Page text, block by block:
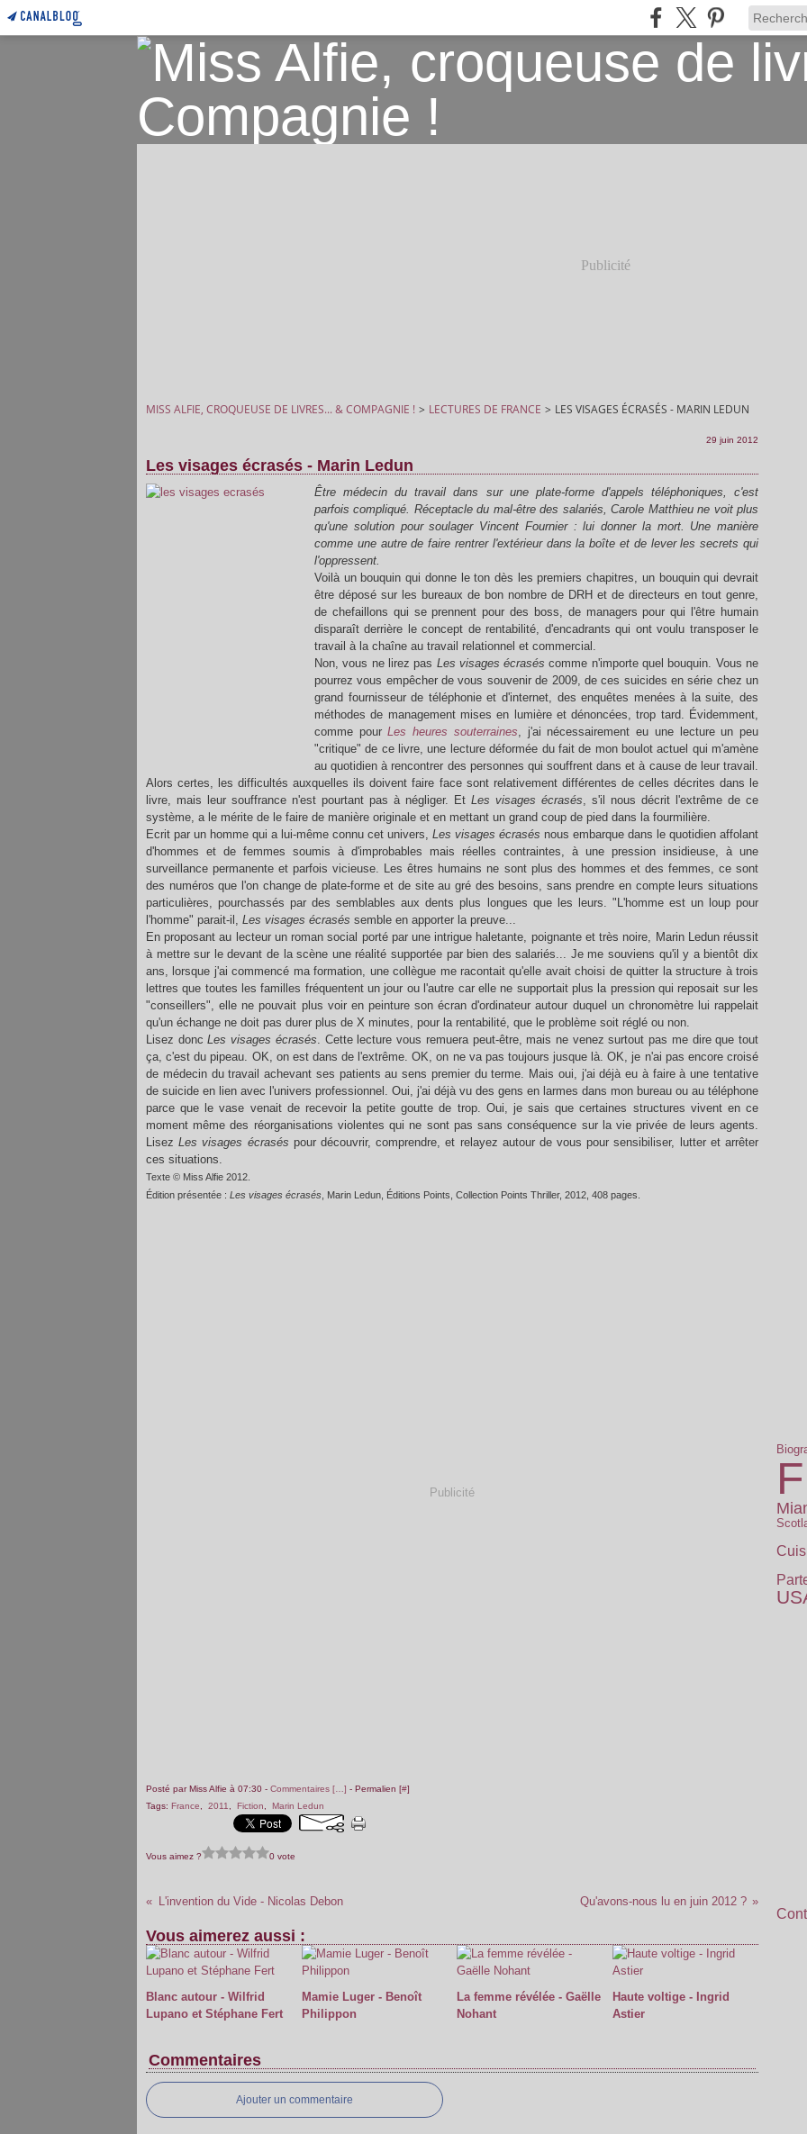
Publicité
MISS ALFIE, CROQUEUSE DE LIVRES... & COMPAGNIE ! > LECTURES DE FRANCE > LES VISAGES ÉCRASÉS - MARIN LEDUN
29 juin 2012
Les visages écrasés - Marin Ledun
Être médecin du travail dans sur une plate-forme d'appels téléphoniques, c'est
parfois compliqué. Réceptacle du mal-être des salariés, Carole Matthieu ne voit plus
qu'une solution pour soulager Vincent Fournier : lui donner la mort. Une manière
comme une autre de faire rentrer l'extérieur dans la boîte et de lever les secrets qui
l'oppressent.
Voilà un bouquin qui donne le ton dès les premiers chapitres, un bouquin qui devrait
être déposé sur les bureaux de bon nombre de DRH et de directeurs en tout genre,
de chefaillons qui se prennent pour des boss, de managers pour qui l'être humain
disparaît derrière le concept de rentabilité, d'encadrants qui ont voulu transposer le
travail à la chaîne au travail relationnel et commercial.
Non, vous ne lirez pas Les visages écrasés comme n'importe quel bouquin. Vous ne
pourrez vous empêcher de vous souvenir de 2009, de ces suicides en série chez un
grand fournisseur de téléphonie et d'internet, des enquêtes menées à la suite, des
méthodes de management mises en lumière et dénoncées, trop tard. Évidemment,
comme pourLes heures souterraines, j'ai nécessairement eu une lecture un peu
"critique" de ce livre, une lecture déformée du fait de mon boulot actuel qui m'amène
au quotidien à rencontrer des personnes qui souffrent dans et à cause de leur travail.
Alors certes, les difficultés auxquelles ils doivent faire face sont relativement différentes de celles décrites dans le
livre, mais leur souffrance n'est pourtant pas à négliger. Et Les visages écrasés, s'il nous décrit l'extrême de ce
système, a le mérite de le faire de manière originale et en mettant un grand coup de pied dans la fourmilière.
Ecrit par un homme qui a lui-même connu cet univers, Les visages écrasés nous embarque dans le quotidien affolant
d'hommes et de femmes soumis à d'improbables mais réelles contraintes, à une pression insidieuse, à une
surveillance permanente et parfois vicieuse. Les êtres humains ne sont plus des hommes et des femmes, ce sont
des numéros que l'on change de plate-forme et de site au gré des besoins, sans prendre en compte leurs situations
particulières, pourchassés par des semblables aux dents plus longues que les leurs. "L'homme est un loup pour
l'homme" parait-il, Les visages écrasés semble en apporter la preuve...
En proposant au lecteur un roman social porté par une intrigue haletante, poignante et très noire, Marin Ledun réussit
à mettre sur le devant de la scène une réalité supportée par bien des salariés... Je me souviens qu'il y a bientôt dix
ans, lorsque j'ai commencé ma formation, une collègue me racontait qu'elle avait choisi de quitter la structure à trois
lettres que toutes les familles fréquentent un jour ou l'autre car elle ne supportait plus la pression qui reposait sur les
"conseillers", elle ne pouvait plus voir en peinture son écran d'ordinateur autour duquel un chronomètre lui rappelait
qu'un échange ne doit pas durer plus de X minutes, pour la rentabilité, que le problème soit réglé ou non.
Lisez doncLes visages écrasés. Cette lecture vous remuera peut-être, mais ne venez surtout pas me dire que tout
ça, c'est du pipeau. OK, on est dans de l'extrême. OK, on ne va pas toujours jusque là. OK, je n'ai pas encore croisé
de médecin du travail achevant ses patients au sens premier du terme. Mais oui, j'ai déjà eu à faire à une tentative
de suicide en lien avec l'univers professionnel. Oui, j'ai déjà vu des gens en larmes dans mon bureau ou au téléphone
parce que le vase venait de recevoir la petite goutte de trop. Oui, je sais que certaines structures vivent en ce
moment même des réorganisations violentes qui ne sont pas sans conséquence sur la vie privée de leurs agents.
Lisez Les visages écrasés pour découvrir, comprendre, et relayez autour de vous pour sensibiliser, lutter et arrêter
ces situations.
Texte © Miss Alfie 2012.
Édition présentée : Les visages écrasés , Marin Ledun, Éditions Points, Collection Points Thriller, 2012, 408 pages.
Publicité
Posté par Miss Alfie à 07:30 - Commentaires [ ] - Permalien [#]
Tags: France 2011 Fiction Marin Ledun
Vous aimez ? 0 vote
L'invention du Vide - Nicolas Debon Qu'avons-nous lu en juin 2012 ?
Vous aimerez aussi :
Blanc autour - Wilfrid
Lupano et Stéphane Fert
Mamie Luger - Benoît
Philippon
La femme révélée - Gaëlle
Nohant
Haute voltige - Ingrid
Astier
Commentaires
Ajouter un commentaire